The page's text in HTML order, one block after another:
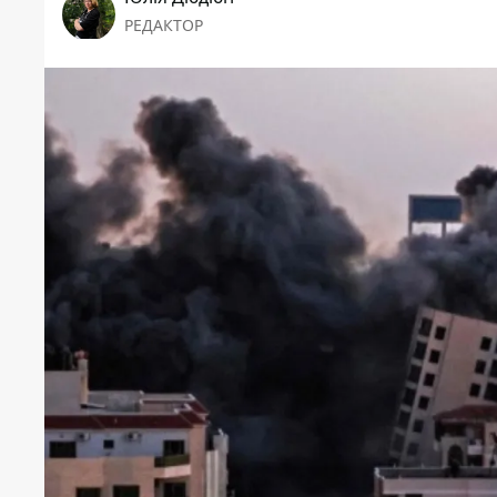
РЕДАКТОР